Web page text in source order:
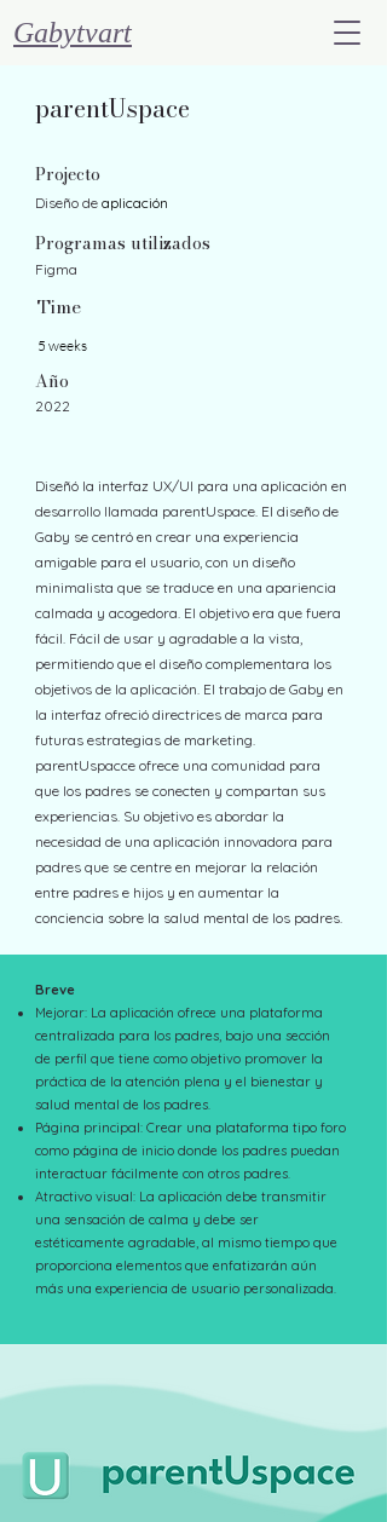
Gabytvart
parentUspace
Projecto
Diseño de aplicación
Programas utilizados
Figma
Time
5 weeks
Año
2022
Diseñó la interfaz UX/UI para una aplicación en
desarrollo llamada parentUspace. El diseño de
Gaby se centró en crear una experiencia
amigable para el usuario, con un diseño
minimalista que se traduce en una apariencia
calmada y acogedora. El objetivo era que fuera
fácil. Fácil de usar y agradable a la vista,
permitiendo que el diseño complementara los
objetivos de la aplicación. El trabajo de Gaby en
la interfaz ofreció directrices de marca para
futuras estrategias de marketing.
parentUspacce ofrece una comunidad para
que los padres se conecten y compartan sus
experiencias. Su objetivo es abordar la
necesidad de una aplicación innovadora para
padres que se centre en mejorar la relación
entre padres e hijos y en aumentar la
conciencia sobre la salud mental de los padres.
Breve
Mejorar: La aplicación ofrece una plataforma
centralizada para los padres, bajo una sección
de perfil que tiene como objetivo promover la
práctica de la atención plena y el bienestar y
salud mental de los padres.
Página principal: Crear una plataforma tipo foro
como página de inicio donde los padres puedan
interactuar fácilmente con otros padres.
Atractivo visual: La aplicación debe transmitir
una sensación de calma y debe ser
estéticamente agradable, al mismo tiempo que
proporciona elementos que enfatizarán aún
más una experiencia de usuario personalizada.